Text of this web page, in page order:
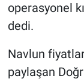
operasyonel
dedi.
Navlun
paylaşan